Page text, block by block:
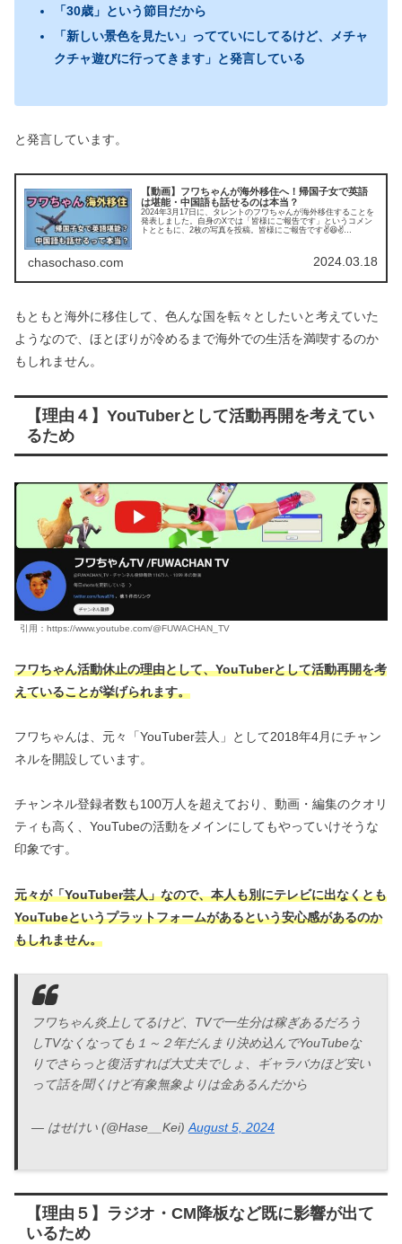
「30歳」という節目だから
「新しい景色を見たい」ってていにしてるけど、メチャ
クチャ遊びに行ってきます」と発言している
と発言しています。
【動画】フワちゃんが海外移住へ！帰国子女で英語
は堪能・中国語も話せるのは本当？
2024年3月17日に、タレントのフワちゃんが海外移住することを
発表しました。自身のXでは「皆様にご報告です」というコメン
トとともに、2枚の写真を投稿。皆様にご報告です✌️😆✌️
chasochaso.com 2024.03.18
もともと海外に移住して、色んな国を転々としたいと考えていた
ようなので、ほとぼりが冷めるまで海外での生活を満喫するのか
もしれません。
【理由４】YouTuberとして活動再開を考えてい
るため
引用：https://www.youtube.com/@FUWACHAN_TV
フワちゃん活動休止の理由として、YouTuberとして活動再開を考
えていることが挙げられます。
フワちゃんは、元々「YouTuber芸人」として2018年4月にチャン
ネルを開設しています。
チャンネル登録者数も100万人を超えており、動画・編集のクオリ
ティも高く、YouTubeの活動をメインにしてもやっていけそうな
印象です。
元々が「YouTuber芸人」なので、本人も別にテレビに出なくとも
YouTubeというプラットフォームがあるという安心感があるのか
もしれません。
フワちゃん炎上してるけど、TVで一生分は稼ぎあるだろう
しTVなくなっても１～２年だんまり決め込んでYouTubeな
りでさらっと復活すれば大丈夫でしょ、ギャラバカほど安い
って話を聞くけど有象無象よりは金あるんだから
— はせけい (@Hase__Kei) August 5, 2024
【理由５】ラジオ・CM降板など既に影響が出て
いるため